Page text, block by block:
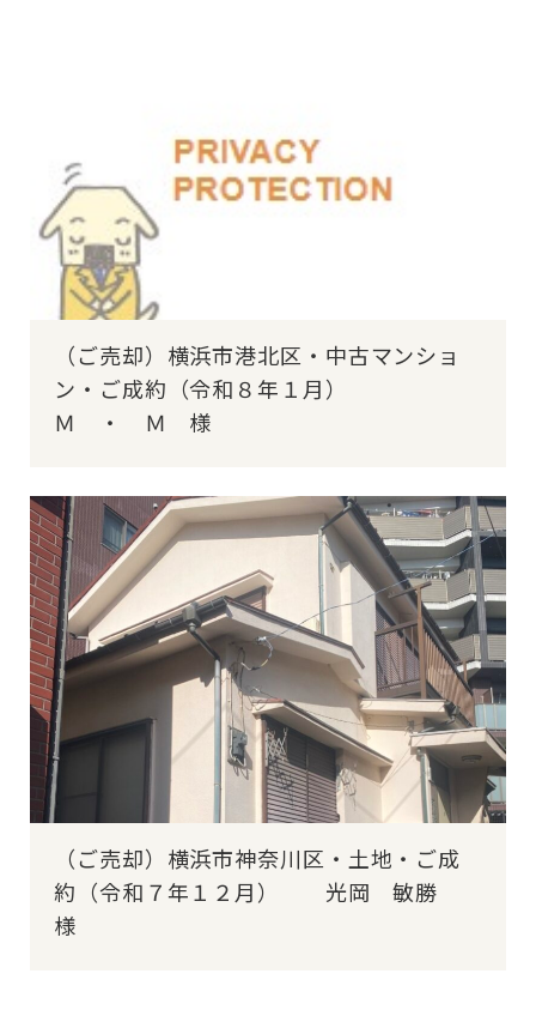
（ご売却）横浜市港北区・中古マンショ
ン・ご成約（令和８年１月）
Ｍ ・ Ｍ 様
（ご売却）横浜市神奈川区・土地・ご成
約（令和７年１２月） 光岡 敏勝
様